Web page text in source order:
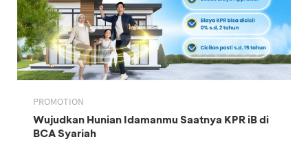
PROMOTION
Wujudkan Hunian Idamanmu Saatnya KPR iB di
BCA Syariah